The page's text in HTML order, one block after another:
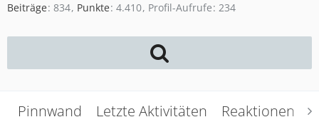
Beiträge 834 Punkte 4.410 Profil-Aufrufe 234
Pinnwand Letzte Aktivitäten Reaktionen